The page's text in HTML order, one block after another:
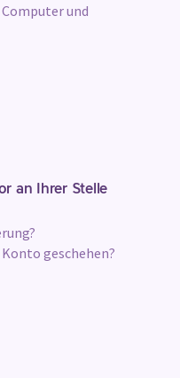
und
an Ihrer Stelle
geschehen?